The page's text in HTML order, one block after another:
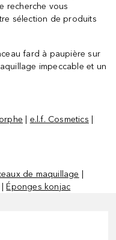
recherche vous
sélection de produits
fard à paupière sur
impeccable et un
e.l.f. Cosmetics
de maquillage
|Éponges konjac